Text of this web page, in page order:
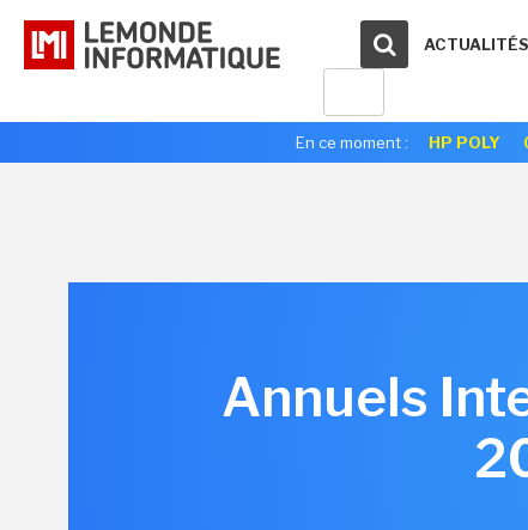
ACTUALITÉS
En ce moment : HP POLY
Annuels